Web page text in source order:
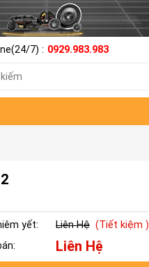
7) : 0929.983.983
yết: Liên Hệ (Tiết kiệm )
Liên Hệ